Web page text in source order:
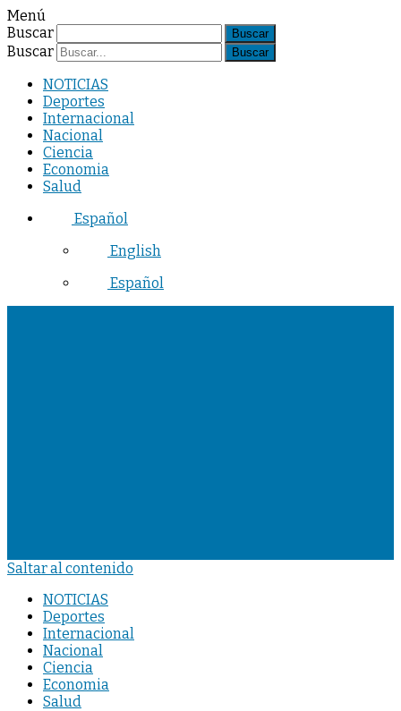
Menú
Buscar
Buscar
NOTICIAS
Deportes
Internacional
Nacional
Ciencia
Economia
Salud
Español
English
Español
Saltar al contenido
NOTICIAS
Deportes
Internacional
Nacional
Ciencia
Economia
Salud